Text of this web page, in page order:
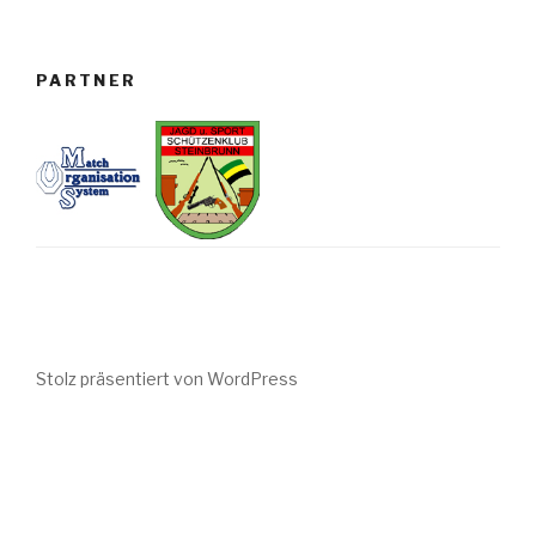
PARTNER
Stolz präsentiert von WordPress